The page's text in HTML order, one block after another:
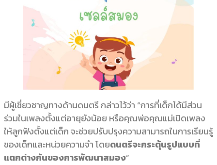
มีผู้เชี่ยวชาญทางด้านดนตรี กล่าวไว้ว่า “การที่เด็กได้มีส่วน
ร่วมในเพลงตั้งแต่อายุยังน้อย หรือคุณพ่อคุณแม่เปิดเพลง
ให้ลูกฟังตั้งแต่เด็ก จะช่วยปรับปรุงความสามารถในการเรียนรู้
ของเด็กและหน่วยความจำ โดยดนตรีจะกระตุ้นรูปแบบที่
แตกต่างกันของการพัฒนาสมอง”